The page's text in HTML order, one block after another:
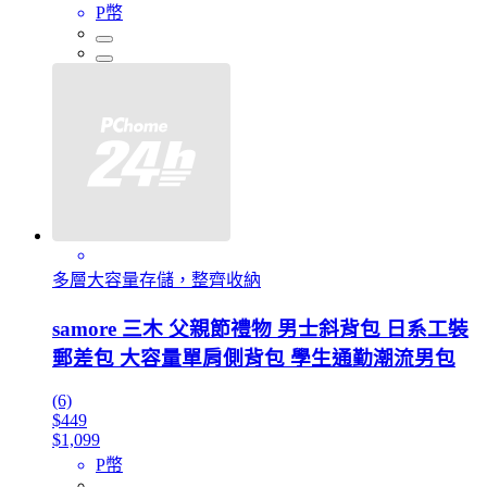
P幣
多層大容量存儲，整齊收納
samore 三木 父親節禮物 男士斜背包 日系工裝
郵差包 大容量單肩側背包 學生通勤潮流男包
(6)
$449
$1,099
P幣